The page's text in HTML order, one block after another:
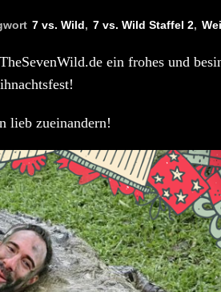
7 vs. Wild, 7 vs. Wild Staffel 2,
ein frohes und
lieb zueinandern!